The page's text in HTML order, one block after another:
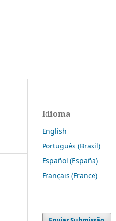
Idioma
English
Português (Brasil)
Español (España)
Français (France)